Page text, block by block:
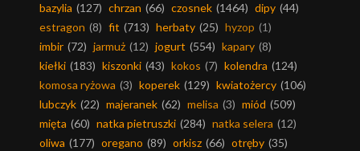
bazylia (127) chrzan (66) czosnek (1464) dipy (44)
estragon (8) fit (713) herbaty (25) hyzop (1)
imbir (72) jarmuż (12) jogurt (554) kapary (8)
kiełki (183) kiszonki (43) kokos (7) kolendra (124)
komosa ryżowa (3) koperek (129) kwiatożercy (106)
lubczyk (22) majeranek (62) melisa (3) miód (509)
mięta (60) natka pietruszki (284) natka selera (12)
oliwa (177) oregano (89) orkisz (66) otręby (35)